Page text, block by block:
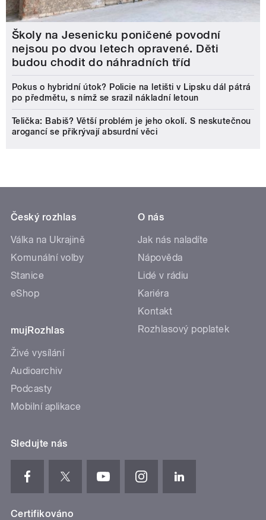
Školy na Jesenicku poničené povodní
nejsou po dvou letech opravené. Děti
budou chodit do náhradních tříd
Pokus o hybridní útok? Policie na letišti v Lipsku dál pátrá
po předmětu, s nímž se srazil nákladní letoun
Telička: Babiš? Větší problém je jeho okolí. S neskutečnou
arogancí se přikrývají absurdní věci
Český rozhlas
Válka na Ukrajině
Komunální volby
Stanice
eShop
mujRozhlas
Živé vysílání
Audioarchiv
Podcasty
Mobilní aplikace
O nás
Jak nás naladíte
Nápověda
Lidé v rádiu
Kariéra
Kontakt
Rozhlasový poplatek
Sledujte nás
Certifikováno